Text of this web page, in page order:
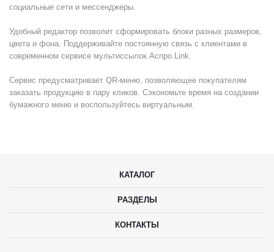
социальные сети и мессенджеры.
Удобный редактор позволит сформировать блоки разных размеров,
цвета и фона. Поддерживайте постоянную связь с клиентами в
современном сервисе мультиссылок Аспро.Link.
Сервис предусматривает QR-меню, позволяющее покупателям
заказать продукцию в пару кликов. Сэкономьте время на создании
бумажного меню и воспользуйтесь виртуальным.
КАТАЛОГ
РАЗДЕЛЫ
КОНТАКТЫ